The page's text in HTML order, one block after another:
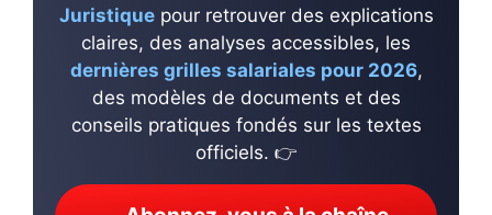
Juristiquepour retrouver des explications
claires, des analyses accessibles, les
dernières grilles salariales pour 2026,
des modèles de documents et des
conseils pratiques fondés sur les textes
officiels. 👉